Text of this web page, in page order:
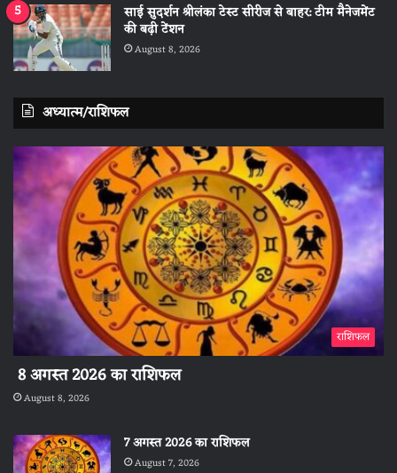
साई सुदर्शन श्रीलंका टेस्ट सीरीज से बाहर: टीम मैनेजमेंट
की बढ़ी टेंशन
August 8, 2026
अध्यात्म/राशिफल
राशिफल
8 अगस्त 2026 का राशिफल
August 8, 2026
7 अगस्त 2026 का राशिफल
August 7, 2026